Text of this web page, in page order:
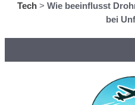
Tech > Wie beeinflusst
bei